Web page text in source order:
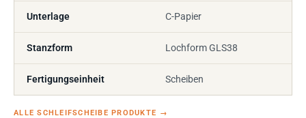
Unterlage C-Papier
Stanzform Lochform GLS38
Fertigungseinheit Scheiben
ALLE SCHLEIFSCHEIBE PRODUKTE →